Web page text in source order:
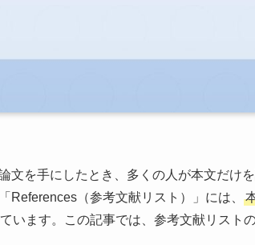
文を手にしたとき、多くの人が本文だけ
References（参考文献リスト）」には、
います。この記事では、参考文献リスト